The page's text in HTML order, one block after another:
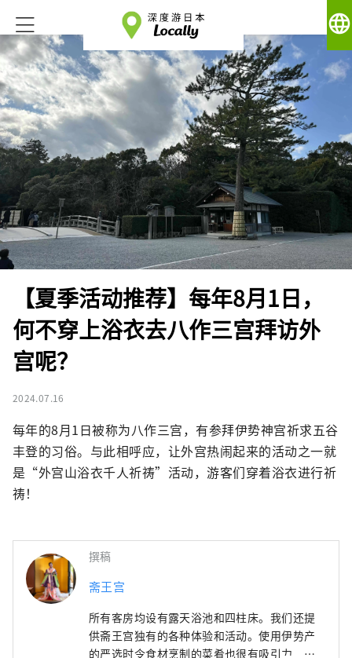
language
【夏季活动推荐】每年8月1日，
何不穿上浴衣去八作三宫拜访外
宫呢？
2024.07.16
每年的8月1日被称为八作三宫，有参拜伊势神宫祈求五谷
丰登的习俗。与此相呼应，让外宫热闹起来的活动之一就
是“外宫山浴衣千人祈祷”活动，游客们穿着浴衣进行祈
祷！
撰稿
斋王宫
所有客房均设有露天浴池和四柱床。我们还提
供斋王宫独有的各种体验和活动。使用伊势产
的严选时令食材烹制的菜肴也很有吸引力。请